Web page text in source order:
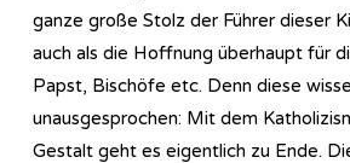
ganze große Stolz der Führer dieser
auch als die Hoffnung überhaupt für
Papst, Bischöfe etc. Denn diese
unausgesprochen: Mit dem
Gestalt geht es eigentlich zu Ende.